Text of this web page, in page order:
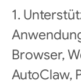
1.
Browser,
AutoClaw,